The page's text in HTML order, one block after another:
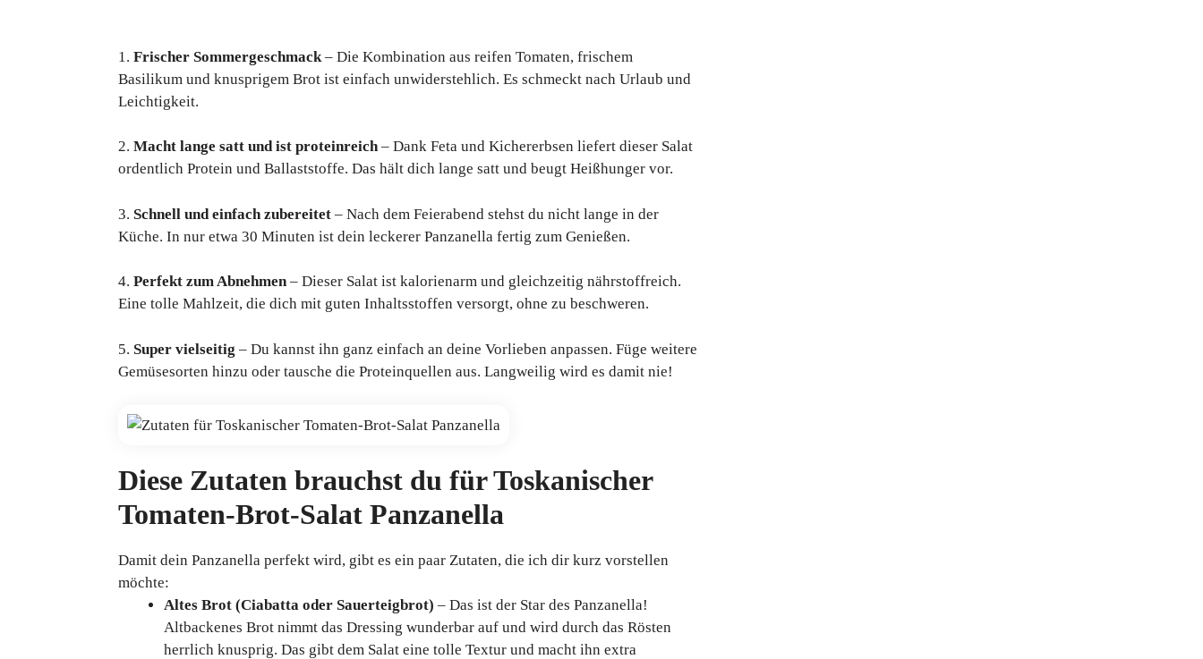
1. Frischer Sommergeschmack – Die Kombination aus reifen Tomaten, frischem
Basilikum und knusprigem Brot ist einfach unwiderstehlich. Es schmeckt nach Urlaub und
Leichtigkeit.
2. Macht lange satt und ist proteinreich– Dank Feta und Kichererbsen liefert dieser Salat
ordentlich Protein und Ballaststoffe. Das hält dich lange satt und beugt Heißhunger vor.
3. Schnell und einfach zubereitet – Nach dem Feierabend stehst du nicht lange in der
Küche. In nur etwa 30 Minuten ist dein leckerer Panzanella fertig zum Genießen.
4. Perfekt zum Abnehmen– Dieser Salat ist kalorienarm und gleichzeitig nährstoffreich.
Eine tolle Mahlzeit, die dich mit guten Inhaltsstoffen versorgt, ohne zu beschweren.
5. Super vielseitig – Du kannst ihn ganz einfach an deine Vorlieben anpassen. Füge weitere
Gemüsesorten hinzu oder tausche die Proteinquellen aus. Langweilig wird es damit nie!
Diese Zutaten brauchst du für Toskanischer
Tomaten-Brot-Salat Panzanella
Damit dein Panzanella perfekt wird, gibt es ein paar Zutaten, die ich dir kurz vorstellen
möchte:
Altes Brot (Ciabatta oder Sauerteigbrot) – Das ist der Star des Panzanella!
Altbackenes Brot nimmt das Dressing wunderbar auf und wird durch das Rösten
herrlich knusprig. Das gibt dem Salat eine tolle Textur und macht ihn extra